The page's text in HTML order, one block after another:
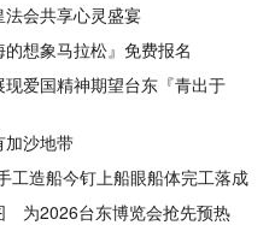
会共享心灵盛宴
想象马拉松』免费报名
爱国精神期望台东『青出于
加沙地带
造船今钉上船眼船体完工落成
为2026台东博览会抢先预热